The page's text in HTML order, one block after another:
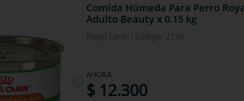
Comida Húmeda Para Perro
Adulto Beauty x 0.15 kg
Royal Canin Código: 2130
AHORA
$ 12.300